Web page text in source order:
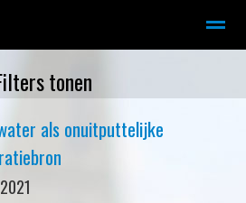
Adverteren
tonen
als onuitputtelijke